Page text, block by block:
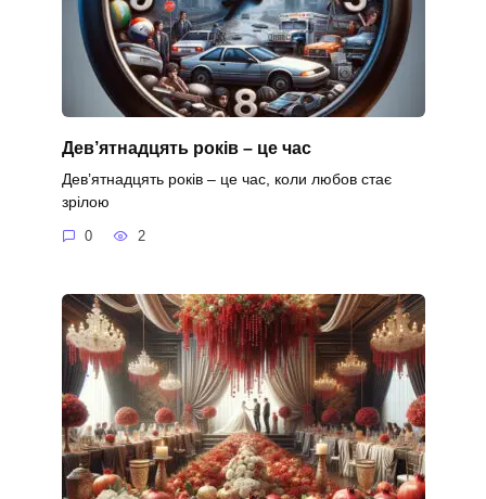
Дев’ятнадцять років – це час
Дев’ятнадцять років – це час, коли любов стає
зрілою
0 2